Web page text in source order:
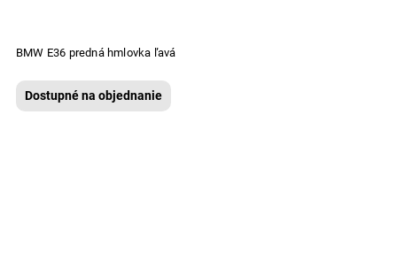
BMW E36 predná hmlovka ľavá
Dostupné na objednanie